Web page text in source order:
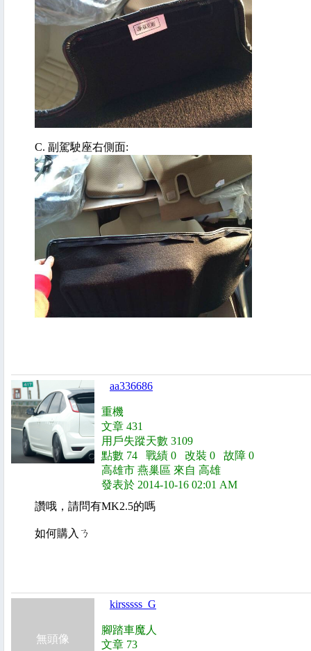
C. 副駕駛座右側面:
aa336686
重機
文章 431
用戶失蹤天數 3109
點數 74 戰績 0 改裝 0 故障 0
高雄市 燕巢區 來自 高雄
發表於 2014-10-16 02:01 AM
讚哦，請問有MK2.5的嗎
如何購入ㄋ
無頭像
kirsssss_G
腳踏車魔人
文章 73